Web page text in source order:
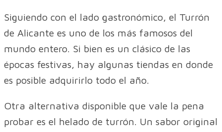
Siguiendo con el lado gastronómico, el Turrón
de Alicante es uno de los más famosos del
mundo entero. Si bien es un clásico de las
épocas festivas, hay algunas tiendas en donde
es posible adquirirlo todo el año.
Otra alternativa disponible que vale la pena
probar es el helado de turrón. Un sabor original